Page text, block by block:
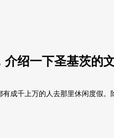
绍一下圣基茨的
成千上万的人去那里休闲度假